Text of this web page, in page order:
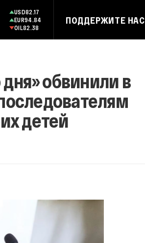
USD82.17
EUR94.84
OIL82.38
ПОДДЕРЖИТЕ НАС
обвинили в
детей